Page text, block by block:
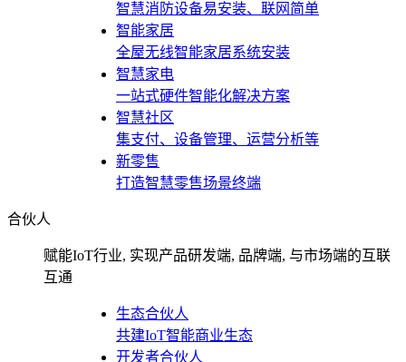
智慧消防设备易安装、联网简单
智能家居
全屋无线智能家居系统安装
智慧家电
一站式硬件智能化解决方案
智慧社区
集支付、设备管理、运营分析等
新零售
打造智慧零售场景终端
合伙人
赋能IoT行业, 实现产品研发端, 品牌端, 与市场端的互联
互通
生态合伙人
共建IoT智能商业生态
开发者合伙人